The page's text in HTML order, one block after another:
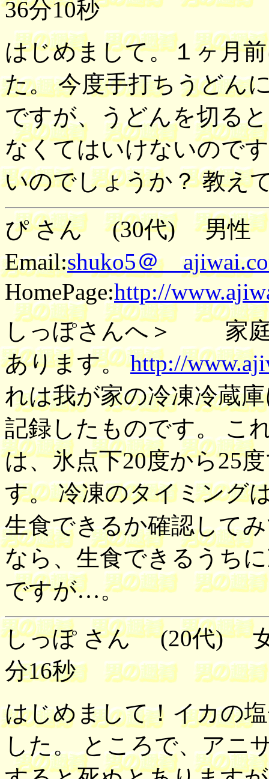
36分10秒
はじめまして。１ヶ月
た。 今度手打ちうどん
ですが、うどんを切る
なくてはいけないので
いのでしょうか？ 教え
ぴ さん (30代) 男性
Email:shuko5＠
HomePage:http://
しっぽさんへ＞ 家庭
あります。http://
れは我が家の冷凍冷蔵
記録したものです。 こ
は、氷点下20度から25
す。 冷凍のタイミング
生食できるか確認して
なら、生食できるうち
ですが…。
しっぽ さん (20代) 女
分16秒
はじめまして！イカの
した。 ところで、アニ